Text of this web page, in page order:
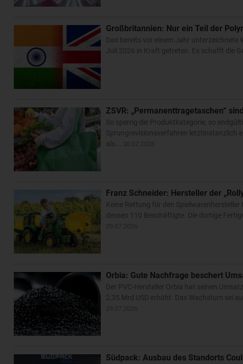
Großbritannien: Nur ein Teil der
Das bereits vor einem Jahr
Juli 2026 in Kraft getreten. Es schafft die
ZSVR: „Permanenttragetaschen“
So sperrig die Produktkategorie, so
Sprungrevisionsverfahren letztinstanzlich
als...
Franz Schneider: Hersteller der
Keine Rettung für den
dessen 110 Beschäftigte. Die dortige
Orbia: Gute Nachfrage beschert
Der PVC-Hersteller Orbia hat seinen
2,35 Mrd USD erhöht. Das Wachstum sei
Südpack: Ausbau des Standorts